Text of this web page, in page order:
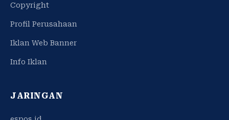
Copyright
Profil Perusahaan
Iklan Web Banner
Info Iklan
JARINGAN